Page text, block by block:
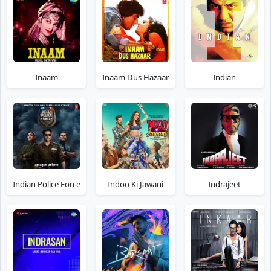
Inaam Inaam Dus Hazaar Indian
Indian Police Force Indoo Ki Jawani Indrajeet